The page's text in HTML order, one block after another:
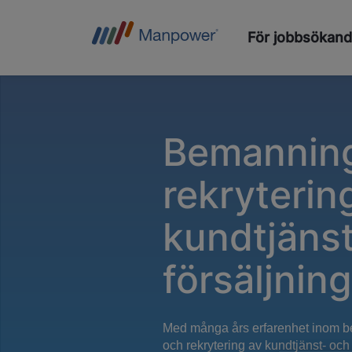
För
försäljning
Med många års erfarenhet inom
och rekrytering av kundtjänst- och